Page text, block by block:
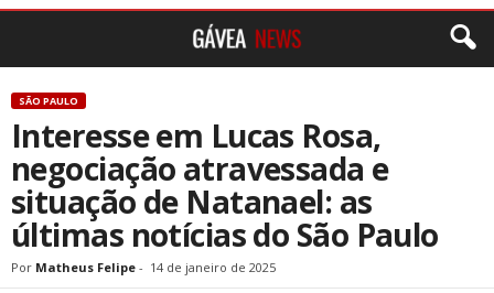
SÃO PAULO
Interesse em Lucas Rosa,
negociação atravessada e
situação de Natanael: as
últimas notícias do São Paulo
Por Matheus Felipe - 14 de janeiro de 2025